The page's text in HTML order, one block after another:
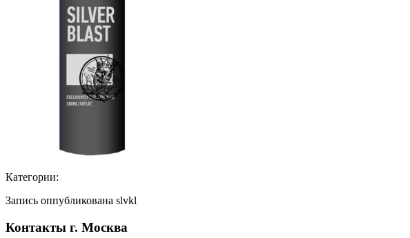
Категории:
Запись оппубликована slvkl
Контакты г. Москва